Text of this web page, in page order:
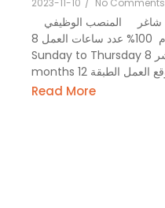
2023-11-10 / No Comments
الحماية نسبة الدوام 100% عدد ساعات العمل 8 Hours per day, from
Sunday to Thursday 8 ساعات في اليوم من الأحد إلى الخميس المسؤول المباشر Team leader قائد فريق مدة العقد 12
Read More